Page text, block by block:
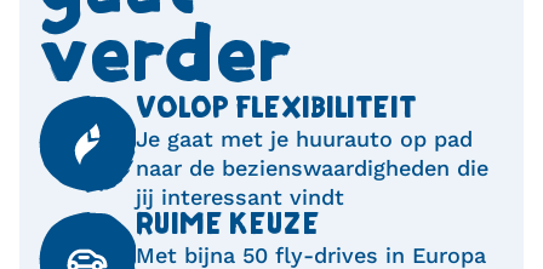
verder
VOLOP FLEXIBILITEIT
Je gaat met je huurauto op pad
naar de bezienswaardigheden die
jij interessant vindt
RUIME KEUZE
Met bijna 50 fly-drives in Europa